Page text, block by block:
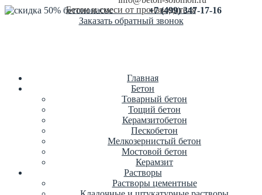
Бетон и смеси от производителя
+7 (499) 347-17-16
Заказать обратный звонок
Главная
Бетон
Товарный бетон
Тощий бетон
Керамзитобетон
Пескобетон
Мелкозернистый бетон
Мостовой бетон
Керамзит
Растворы
Растворы цементные